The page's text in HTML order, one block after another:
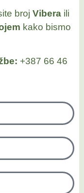
broj Viberaili
kako bismo
+387 66 46